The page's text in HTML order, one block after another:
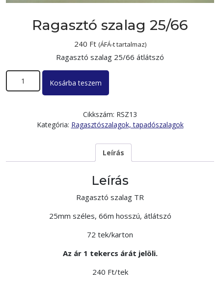
Ragasztó szalag 25/66
240 Ft (ÁFÁ-t tartalmaz)
Ragasztó szalag 25/66 átlátszó
Ragasztó szalag 25/66 mennyiség
Kosárba teszem
Cikkszám: RSZ13
Kategória: Ragasztószalagok, tapadószalagok
Leírás
Leírás
Ragasztó szalag TR
25mm széles, 66m hosszú, átlátszó
72 tek/karton
Az ár 1 tekercs árát jelöli.
240 Ft/tek